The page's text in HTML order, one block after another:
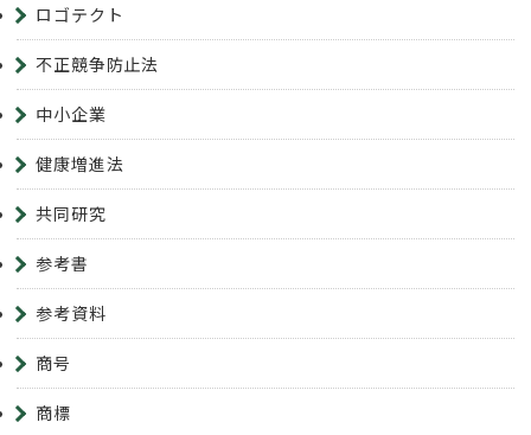
ロゴテクト
不正競争防止法
中小企業
健康増進法
共同研究
参考書
参考資料
商号
商標